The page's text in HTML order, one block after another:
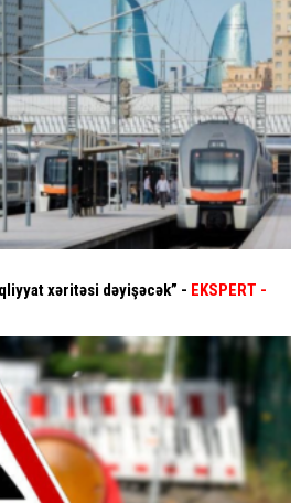
xəritəsi dəyişəcək” - EKSPERT -